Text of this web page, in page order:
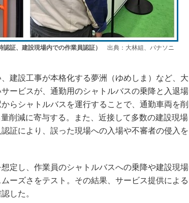
証、建設現場内での作業員認証）
出典：大林組、パナソニ
建設工事が本格化する夢洲（ゆめしま）など、大
ービスが、通勤用のシャトルバスの乗降と入退場
らシャトルバスを運行することで、通勤車両を削
削減に寄与する。また、近接して多数の建設現場
証により、誤った現場への入場や不審者の侵入を
定し、作業員のシャトルバスへの乗降や建設現場
ーズさをテスト。その結果、サービス提供による
した。